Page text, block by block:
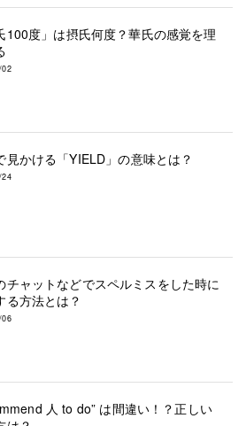
100度」は摂氏何度？華氏の感覚を理
02
見かける「YIELD」の意味とは？
24
チャットなどでスペルミスをした時に
る方法とは？
06
人 to do” は間違い！？正しい